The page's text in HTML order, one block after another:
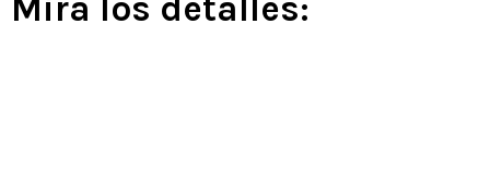
Mira los detalles: